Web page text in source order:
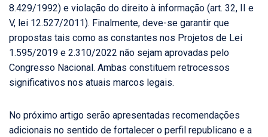
8.429/1992) e violação do direito à informação (art. 32, II e
V, lei 12.527/2011). Finalmente, deve-se garantir que
propostas tais como as constantes nos Projetos de Lei
1.595/2019 e 2.310/2022 não sejam aprovadas pelo
Congresso Nacional. Ambas constituem retrocessos
significativos nos atuais marcos legais.
No próximo artigo serão apresentadas recomendações
adicionais no sentido de fortalecer o perfil republicano e a